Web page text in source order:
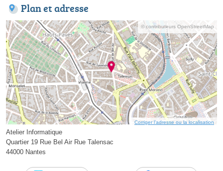
Plan et adresse
© contributeurs OpenStreetMap
Corriger l’adresse ou la localisation
Atelier Informatique
Quartier 19 Rue Bel Air Rue Talensac
44000 Nantes